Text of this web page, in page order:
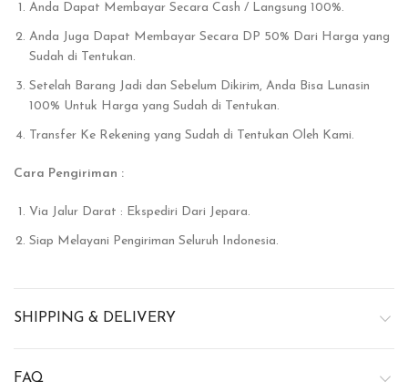
Anda Dapat Membayar Secara Cash / Langsung 100%.
Anda Juga Dapat Membayar Secara DP 50% Dari Harga yang
Sudah di Tentukan.
Setelah Barang Jadi dan Sebelum Dikirim, Anda Bisa Lunasin
100% Untuk Harga yang Sudah di Tentukan.
Transfer Ke Rekening yang Sudah di Tentukan Oleh Kami.
Cara Pengiriman :
Via Jalur Darat : Ekspediri Dari Jepara.
Siap Melayani Pengiriman Seluruh Indonesia.
SHIPPING & DELIVERY
FAQ